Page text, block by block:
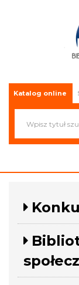
Miejska i
Publiczna
Katalog online